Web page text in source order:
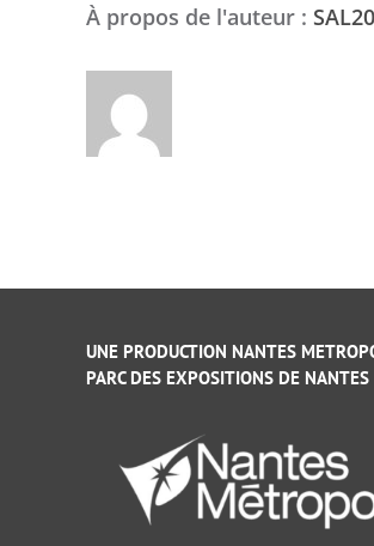
À propos de l'auteur :
UNE PRODUCTION NANTES
PARC DES EXPOSITIONS DE NANTES